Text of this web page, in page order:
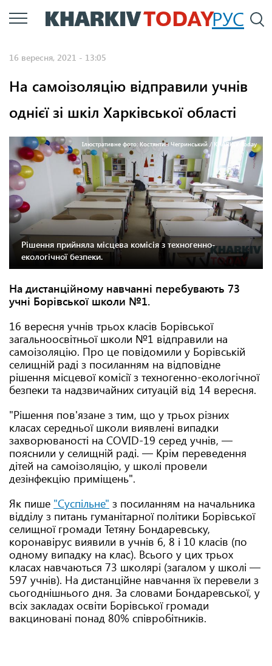
Перейти
до
РУС
16 вересня, 2021 - 13:05
На самоізоляцію відправили учнів
однієї зі шкіл Харківської області
Ілюстративне фото: Костянтин Чегринський / KHARKIV Today
Рішення прийняла місцева комісія з техногенно-
екологічної безпеки.
На дистанційному навчанні перебувають 73
учні Борівської школи №1.
16 вересня учнів трьох класів Борівської
загальноосвітньої школи №1 відправили на
самоізоляцію. Про це повідомили у Борівській
селищній раді з посиланням на відповідне
рішення місцевої комісії з техногенно-екологічної
безпеки та надзвичайних ситуацій від 14 вересня.
"Рішення пов'язане з тим, що у трьох різних
класах середньої школи виявлені випадки
захворюваності на COVID-19 серед учнів, —
пояснили у селищній раді. — Крім переведення
дітей на самоізоляцію, у школі провели
дезінфекцію приміщень".
Як пише "Суспільне" з посиланням на начальника
відділу з питань гуманітарної політики Борівської
селищної громади Тетяну Бондаревську,
коронавірус виявили в учнів 6, 8 і 10 класів (по
одному випадку на клас). Всього у цих трьох
класах навчаються 73 школярі (загалом у школі —
597 учнів). На дистанційне навчання їх перевели з
сьогоднішнього дня. За словами Бондаревської, у
всіх закладах освіти Борівської громади
вакциновані понад 80% співробітників.